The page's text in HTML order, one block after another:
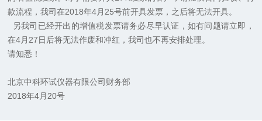
款流程，我司在2018年4月25号前开具发票，之后将无法开具。
另我司已经开出的增值税发票请务必尽早认证，如有问题请立即，
在4月27日后将无法作废和冲红，我司也不再安排处理。
请知悉！
北京中科环试仪器有限公司财务部
2018年4月20号